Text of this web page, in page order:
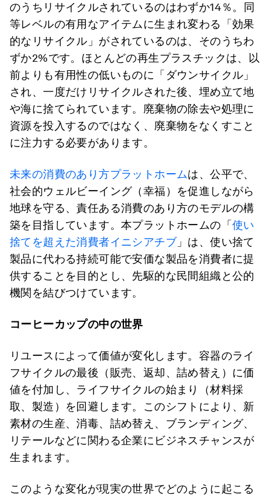
のうちリサイクルされているのはわずか14％。同
等レベルの有用なアイテムに生まれ変わる「効果
的なリサイクル」がされているのは、そのうちわ
ずか2%です。ほとんどの再生プラスチックは、以
前よりも有用性の低いものに「ダウンサイクル」
され、一度だけリサイクルされた後、埋め立て地
や海に捨てられています。廃棄物の除去や処理に
資源を投入するのではなく、廃棄物をなくすこと
に注力する必要があります。
未来の消費のあり方プラットホームは、公平で、
社会的ウェルビーイング（幸福）を促進しながら
地球を守る、責任ある消費のあり方のモデルの構
築を目指しています。本プラットホームの「 使い
捨てを超えた消費者イニシアチブ」は、使い捨て
製品に代わる持続可能で安価な製品を消費者に提
供することを目的とし、先駆的な民間組織と公的
機関を結びつけています。
コーヒーカップの中の世界
リユースによって価値が変化します。容器のライ
フサイクルの最後（販売、返却、詰め替え）に価
値を付加し、ライフサイクルの始まり（材料採
取、製造）を回避します。このシフトにより、新
素材の生産、消毒、詰め替え、ブランディング、
リテールなどに関わる企業にビジネスチャンスが
生まれます。
このような変化が現実の世界でどのように起こる